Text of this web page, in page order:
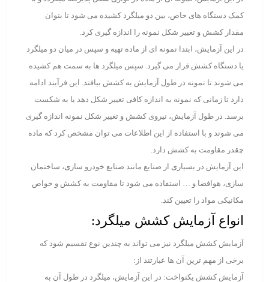
کمک دستگاه های خاص، بین دو میلگرد کشیده می شود تا بتوان
مقدار کشش و تغییر شکل نمونه را اندازه گیری کرد.
در این آزمایش، ابتدا نمونه ای از ماده تهیه و سپس در میان دو میلگرد
یا دستگاه کشش قرار می گیرد. سپس میلگرد ها به سمت هم کشیده
می شوند تا نمونه در طول آزمایش به کشش بیافتد. این فرآیند ادامه
دارد تا زمانی که نمونه به اندازه کافی تغییر شکل دهد یا به شکست
برسد. در طول آزمایش، نیروی کشش و تغییر شکل نمونه اندازه گیری
می شوند و با استفاده از این اطلاعات می توان مشخص کرد که ماده
چقدر مقاومت به کشش دارد.
این آزمایش در بسیاری از صنایع مانند صنایع خودرو سازی، ساختمان
سازی، هوافضا و … استفاده می شود تا مقاومت به کشش و خواص
مکانیکی مواد را تعیین کند.
انواع آزمایش کشش میلگرد:
آزمایش کشش میلگرد نیز می ‌تواند به چندین نوع تقسیم شود که
برخی از مهم ترین آن ‌ها عبارتند از:
آزمایش کشش یکنواخت: در این آزمایش، میلگرد در طول آن به